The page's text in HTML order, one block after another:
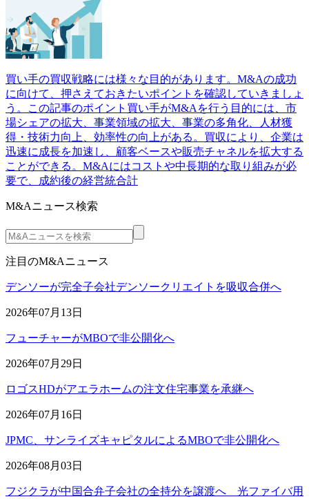
買い手の買収戦略には様々な目的があります。M&Aの成功
に向けて、押さえておきたいポイントを確認していきましょ
う。この記事のポイント買い手がM&Aを行う目的には、市
場シェアの拡大、事業領域の拡大、事業の多角化、人材獲
得・技術力向上、効率性の向上がある。買収により、企業は
迅速に成長を加速し、顧客ベースや販売チャネルを拡大する
ことができる。M&Aにはコストや中長期的な取り組みが必
要で、成約後の経営統合計
M&Aニュース検索
注目のM&Aニュース
デンソーが完全子会社デンソークリエイトを吸収合併へ
2026年07月13日
フューチャーがMBOで非公開化へ
2026年07月29日
ロゴスHDがアエラホームの注文住宅事業を承継へ
2026年07月16日
JPMC、サンライズキャピタルによるMBOで非公開化へ
2026年08月03日
フジクラが中国合弁子会社の全持分を譲渡へ 光ファイバ用